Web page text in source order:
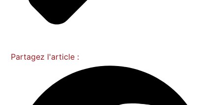
Partagez l'article :